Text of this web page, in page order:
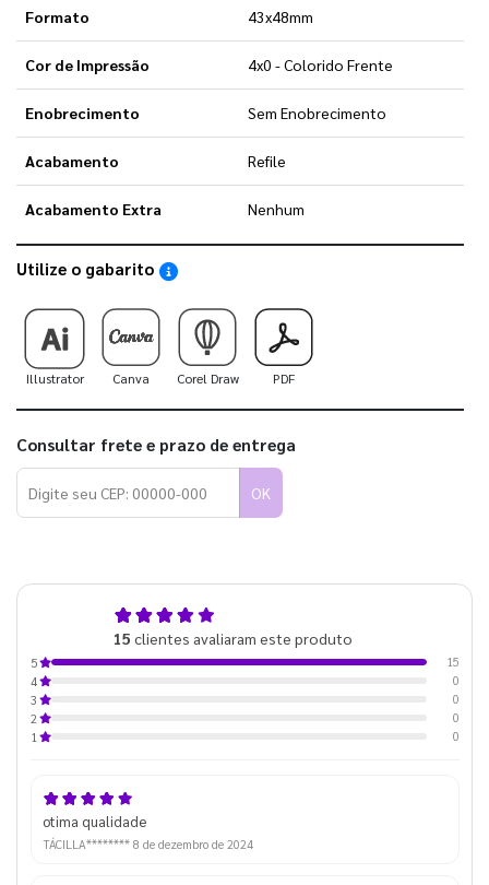
Formato 43x48mm
Cor de Impressão 4x0 - Colorido Frente
Enobrecimento Sem Enobrecimento
Acabamento Refile
Acabamento Extra Nenhum
Utilize o gabarito Saiba como utilizar os nossos gabaritos
Illustrator Canva Corel Draw PDF
Consultar frete e prazo de entrega
OK
15 clientes avaliaram este produto
5
15
4
0
3
0
2
0
1
0
otima qualidade
TÁCILLA******** 8 de dezembro de 2024